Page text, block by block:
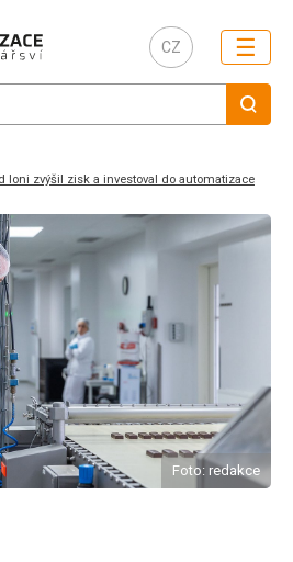
CZ ☰
loni zvýšil zisk a investoval do automatizace
Foto: redakce